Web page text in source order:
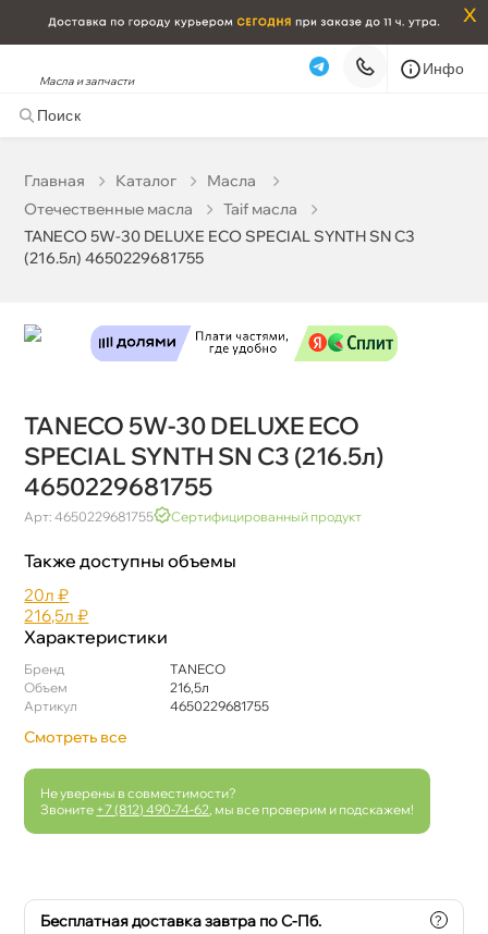
x
Масла и запчасти
Инфо
Главная Катало
Масла
Отечественные масла
Taif масла
TANECO 5W-30 DELUXE ECO SPECIAL SYNTH SN C3
(216.5л) 4650229681755
TANECO 5W-30 DELUXE ECO
SPECIAL SYNTH SN C3 (216.5л)
4650229681755
Арт: 4650229681755 Сертифицированный продукт
Также доступны объемы
20л ₽
216,5л ₽
Характеристики
Бренд
TANECO
Объем
216,5л
Артикул
4650229681755
Смотреть все
Не уверены в совместимости?
Звоните +7 (812) 490-74-62 , мы все проверим и подскажем!
Бесплатная доставка завтра по С-Пб. ?
TANECO 5W-30 DELUXE ECO SPECIAL SYNTH SN C3
Бесплатная Завтра, 08.08 (при заказе от 2000₽)
Срочная за 2 ч – 399 ₽
Карта Список